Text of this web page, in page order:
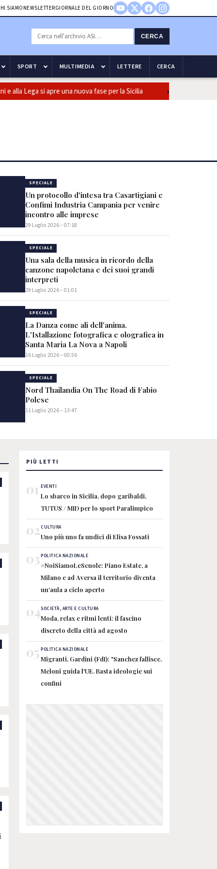
SIAMO NEWSLETTERGIORNALE DEL GIORNO
CERCA
SPORT MULTIMEDIA LETTERE CERCA
si apre una nuova fase per la Sicilia Olio, Confeuro-Asu:
SPECIALE
Un protocollo d'intesa tra Casartigiani e
Confimi Industria Campania per venire
incontro alle imprese
29 Luglio 2026 – 07:18
SPECIALE
Una sala della musica in ricordo della
canzone napoletana e dei suoi grandi
interpreti
29 Luglio 2026 – 01:01
SPECIALE
La Danza come ali dell'anima.
L'Istallazione fotografica e olografica in
Santa Maria La Nova a Napoli
16 Luglio 2026 – 00:56
SPECIALE
Nord Thailandia On The Road di Fabio
Polese
11 Luglio 2026 – 13:47
PIÙ LETTI
01 EVENTI
Lo sbarco in Sicilia, dopo garibaldi,
TUTUS / MID per lo sport Paralimpico
02CULTURA
Uno più uno fa undici di Elisa Fossati
03POLITICA NAZIONALE
#NoiSiamoLeScuole: Piano Estate, a
Milano e ad Aversa il territorio diventa
un'aula a cielo aperto
04SOCIETÀ, ARTE E CULTURA
Moda, relax e ritmi lenti: il fascino
discreto della città ad agosto
05 POLITICA NAZIONALE
Migranti, Gardini (FdI): "Sanchez fallisce,
Meloni guida l'UE. Basta ideologie sui
confini